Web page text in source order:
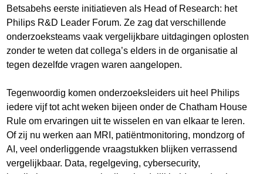
Betsabehs eerste initiatieven als Head of Research: het
Philips R&D Leader Forum. Ze zag dat verschillende
onderzoeksteams vaak vergelijkbare uitdagingen oplosten
zonder te weten dat collega’s elders in de organisatie al
tegen dezelfde vragen waren aangelopen.
Tegenwoordig komen onderzoeksleiders uit heel Philips
iedere vijf tot acht weken bijeen onder de Chatham House
Rule om ervaringen uit te wisselen en van elkaar te leren.
Of zij nu werken aan MRI, patiëntmonitoring, mondzorg of
AI, veel onderliggende vraagstukken blijken verrassend
vergelijkbaar. Data, regelgeving, cybersecurity,